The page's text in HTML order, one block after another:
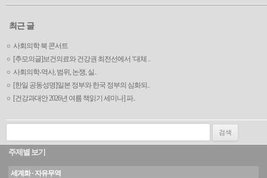
최근 글
사회의학 북 콘서트
[추모의글]보건의료와 건강권 최전선에서 ‘대체 ..
사회의학-역사, 범위, 논쟁, 실..
[한일 공동성명]일본 정부와 한국 정부의 심화되..
[건강과대안 2026년 여름 책읽기 세미나] 파..
검색:
주제별 보기
세계화 · 자유무역